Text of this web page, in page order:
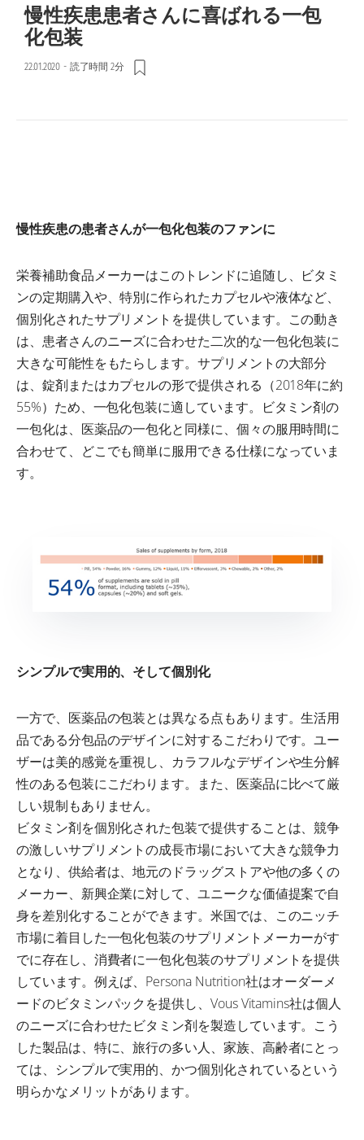
慢性疾患患者さんに喜ばれる一包
化包装
22.01.2020 - 読了時間 2分
慢性疾患の患者さんが一包化包装のファンに
栄養補助食品メーカーはこのトレンドに追随し、ビタミ
ンの定期購入や、特別に作られたカプセルや液体など、
個別化されたサプリメントを提供しています。この動き
は、患者さんのニーズに合わせた二次的な一包化包装に
大きな可能性をもたらします。サプリメントの大部分
は、錠剤またはカプセルの形で提供される（2018年に約
55%）ため、一包化包装に適しています。ビタミン剤の
一包化は、医薬品の一包化と同様に、個々の服用時間に
合わせて、どこでも簡単に服用できる仕様になっていま
す。
シンプルで実用的、そして個別化
一方で、医薬品の包装とは異なる点もあります。生活用
品である分包品のデザインに対するこだわりです。ユー
ザーは美的感覚を重視し、カラフルなデザインや生分解
性のある包装にこだわります。また、医薬品に比べて厳
しい規制もありません。
ビタミン剤を個別化された包装で提供することは、競争
の激しいサプリメントの成長市場において大きな競争力
となり、供給者は、地元のドラッグストアや他の多くの
メーカー、新興企業に対して、ユニークな価値提案で自
身を差別化することができます。米国では、このニッチ
市場に着目した一包化包装のサプリメントメーカーがす
でに存在し、消費者に一包化包装のサプリメントを提供
しています。例えば、Persona Nutrition社はオーダーメ
ードのビタミンパックを提供し、Vous Vitamins社は個人
のニーズに合わせたビタミン剤を製造しています。こう
した製品は、特に、旅行の多い人、家族、高齢者にとっ
ては、シンプルで実用的、かつ個別化されているという
明らかなメリットがあります。